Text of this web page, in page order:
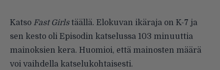
Katso Fast Girls täällä. Elokuvan ikäraja on K-7 ja
sen kesto oli Episodin katselussa 103 minuuttia
mainoksien kera. Huomioi, että mainosten määrä
voi vaihdella katselukohtaisesti.